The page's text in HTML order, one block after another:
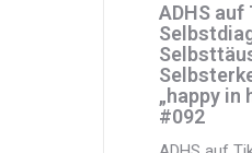
ADHS auf
„happy in
#092